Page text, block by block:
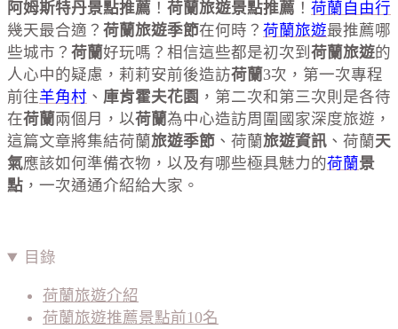
阿姆斯特丹景點推薦 ！ 荷蘭旅遊景點推薦 ！ 荷蘭自由行
幾天最合適？ 荷蘭旅遊季節在何時？ 荷蘭旅遊最推薦哪
些城市？ 荷蘭好玩嗎？相信這些都是初次到 荷蘭旅遊的
人心中的疑慮，莉莉安前後造訪荷蘭3次，第一次專程
前往羊角村 、 庫肯霍夫花園 ，第二次和第三次則是各待
在荷蘭兩個月，以荷蘭為中心造訪周圍國家深度旅遊，
這篇文章將集結荷蘭旅遊季節 、荷蘭旅遊資訊 、荷蘭天
氣應該如何準備衣物，以及有哪些極具魅力的荷蘭景
點 ，一次通通介紹給大家。
目錄
荷蘭旅遊介紹
荷蘭旅遊推薦景點前10名